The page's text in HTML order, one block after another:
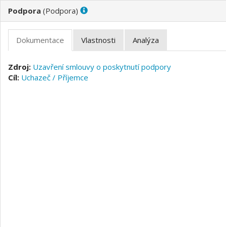
( )
Uzavření smlouvy o poskytnutí podpory
Uchazeč / Příjemce